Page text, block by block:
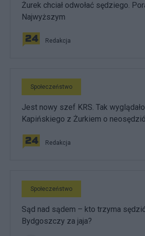
Żurek chciał odwołać sędziego.
Najwyższym
Redakcja
Społeczeństwo
Jest nowy szef KRS. Tak
Kapińskiego z Żurkiem o
Redakcja
Społeczeństwo
Sąd nad sądem – kto trzyma
Bydgoszczy za jaja?